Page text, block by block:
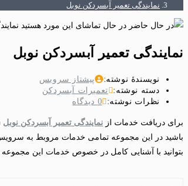
نمایندگی تعمیر آبسردکن نوبل
نمایندگی تعمیر آبسردکن نوبل
نویسندهٔ نوشته:
پیشتاز سرویس
دسته‌ نوشته:
تعمیرات آبسردکن
نظرات نوشته:
0 دیدگاه
برای دریافت خدمات از نمایندگی تعمیر آبسردکن نوبل
باشید در این مجموعه تمامی خدمات مروبط به
بتوانید با آشنایی کامل در خصوص خدمات این